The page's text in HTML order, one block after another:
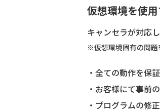
仮想環境を使
キャンセラが対応
※仮想環境固有の問題
全ての動作を保
お客様にて事前
プログラムの修